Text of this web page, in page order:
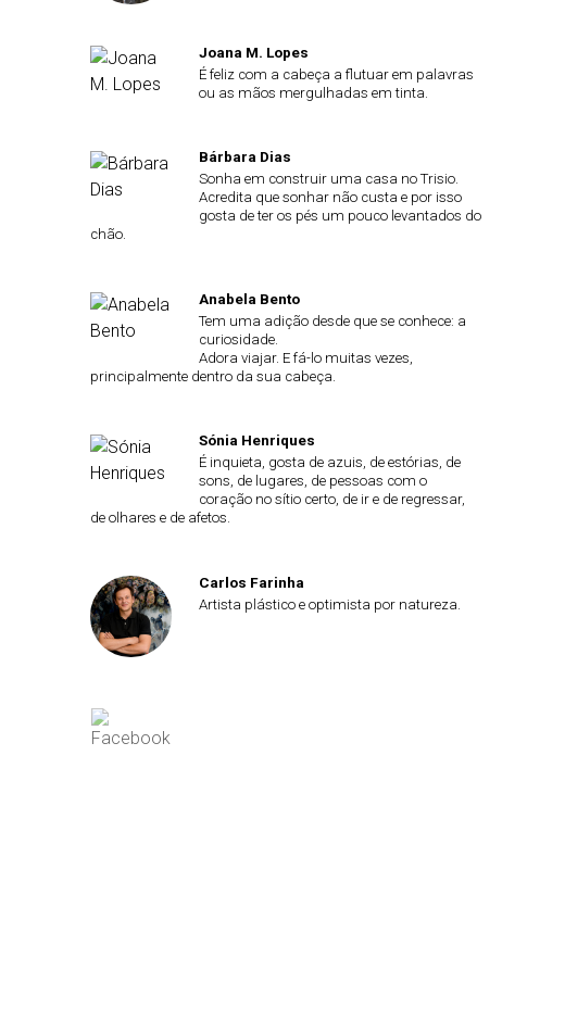
Joana M. Lopes
É feliz com a cabeça a flutuar em palavras
ou as mãos mergulhadas em tinta.
Bárbara Dias
Sonha em construir uma casa no Trisio.
Acredita que sonhar não custa e por isso
gosta de ter os pés um pouco levantados do
chão.
Anabela Bento
Tem uma adição desde que se conhece: a
curiosidade.
Adora viajar. E fá-lo muitas vezes,
principalmente dentro da sua cabeça.
Sónia Henriques
É inquieta, gosta de azuis, de estórias, de
sons, de lugares, de pessoas com o
coração no sítio certo, de ir e de regressar,
de olhares e de afetos.
Carlos Farinha
Artista plástico e optimista por natureza.